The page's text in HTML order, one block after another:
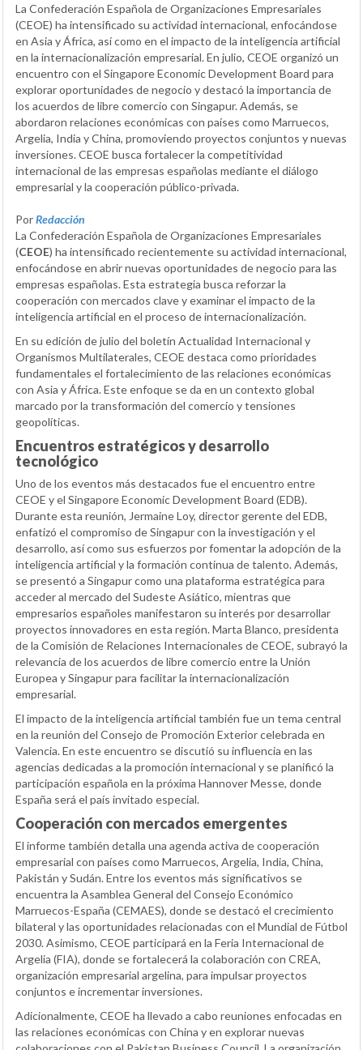
La Confederación Española de Organizaciones Empresariales
(CEOE) ha intensificado su actividad internacional, enfocándose
en Asia y África, así como en el impacto de la inteligencia artificial
en la internacionalización empresarial. En julio, CEOE organizó un
encuentro con el Singapore Economic Development Board para
explorar oportunidades de negocio y destacó la importancia de
los acuerdos de libre comercio con Singapur. Además, se
abordaron relaciones económicas con países como Marruecos,
Argelia, India y China, promoviendo proyectos conjuntos y nuevas
inversiones. CEOE busca fortalecer la competitividad
internacional de las empresas españolas mediante el diálogo
empresarial y la cooperación público-privada.
PorRedacción
La Confederación Española de Organizaciones Empresariales
(CEOE) ha intensificado recientemente su actividad internacional,
enfocándose en abrir nuevas oportunidades de negocio para las
empresas españolas. Esta estrategia busca reforzar la
cooperación con mercados clave y examinar el impacto de la
inteligencia artificial en el proceso de internacionalización.
En su edición de julio del boletín Actualidad Internacional y
Organismos Multilaterales, CEOE destaca como prioridades
fundamentales el fortalecimiento de las relaciones económicas
con Asia y África. Este enfoque se da en un contexto global
marcado por la transformación del comercio y tensiones
geopolíticas.
Encuentros estratégicos y desarrollo
tecnológico
Uno de los eventos más destacados fue el encuentro entre
CEOE y el Singapore Economic Development Board (EDB).
Durante esta reunión, Jermaine Loy, director gerente del EDB,
enfatizó el compromiso de Singapur con la investigación y el
desarrollo, así como sus esfuerzos por fomentar la adopción de la
inteligencia artificial y la formación continua de talento. Además,
se presentó a Singapur como una plataforma estratégica para
acceder al mercado del Sudeste Asiático, mientras que
empresarios españoles manifestaron su interés por desarrollar
proyectos innovadores en esta región. Marta Blanco, presidenta
de la Comisión de Relaciones Internacionales de CEOE, subrayó la
relevancia de los acuerdos de libre comercio entre la Unión
Europea y Singapur para facilitar la internacionalización
empresarial.
El impacto de la inteligencia artificial también fue un tema central
en la reunión del Consejo de Promoción Exterior celebrada en
Valencia. En este encuentro se discutió su influencia en las
agencias dedicadas a la promoción internacional y se planificó la
participación española en la próxima Hannover Messe, donde
España será el país invitado especial.
Cooperación con mercados emergentes
El informe también detalla una agenda activa de cooperación
empresarial con países como Marruecos, Argelia, India, China,
Pakistán y Sudán. Entre los eventos más significativos se
encuentra la Asamblea General del Consejo Económico
Marruecos-España (CEMAES), donde se destacó el crecimiento
bilateral y las oportunidades relacionadas con el Mundial de Fútbol
2030. Asimismo, CEOE participará en la Feria Internacional de
Argelia (FIA), donde se fortalecerá la colaboración con CREA,
organización empresarial argelina, para impulsar proyectos
conjuntos e incrementar inversiones.
Adicionalmente, CEOE ha llevado a cabo reuniones enfocadas en
las relaciones económicas con China y en explorar nuevas